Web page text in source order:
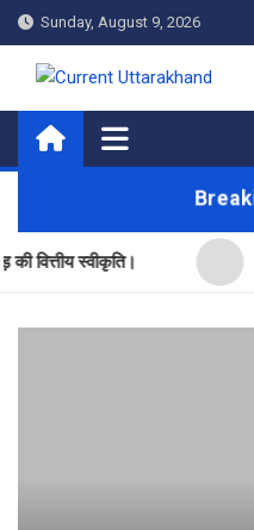
Skip
to
content
Sunday, August 9, 2026
Current
स्वीकृति।